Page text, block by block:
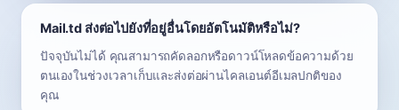
Mail.td ส่งต่อไปยังที่อยู่อื่นโดยอัตโนมัติหรือไม่?
ปัจจุบันไม่ได้ คุณสามารถคัดลอกหรือดาวน์โหลดข้อความด้วย
ตนเองในช่วงเวลาเก็บและส่งต่อผ่านไคลเอนต์อีเมลปกติของ
คุณ